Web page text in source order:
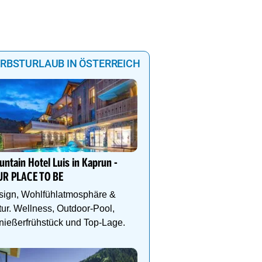
IN ÖSTERREICH
Hotel Luis in Kaprun -
PLACE TO BE
Wohlfühlatmosphäre &
Wellness, Outdoor-Pool,
und Top-Lage.